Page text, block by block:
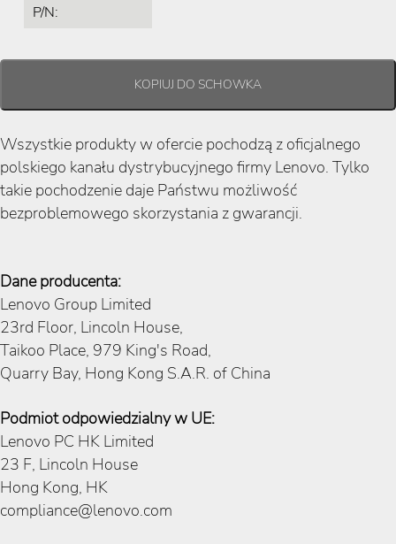
P/N:
Wszystkie produkty w ofercie pochodzą z oficjalnego
polskiego kanału dystrybucyjnego firmy Lenovo. Tylko
takie pochodzenie daje Państwu możliwość
bezproblemowego skorzystania z gwarancji.
Dane producenta:
Lenovo Group Limited
23rd Floor, Lincoln House,
Taikoo Place, 979 King's Road,
Quarry Bay, Hong Kong S.A.R. of China
Podmiot odpowiedzialny w UE:
Lenovo PC HK Limited
23 F, Lincoln House
Hong Kong, HK
compliance@lenovo.com